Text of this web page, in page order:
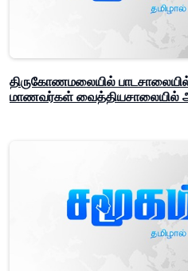
திருகோணமலையில்
மாணவர்கள் வைத்தியசாலையில்